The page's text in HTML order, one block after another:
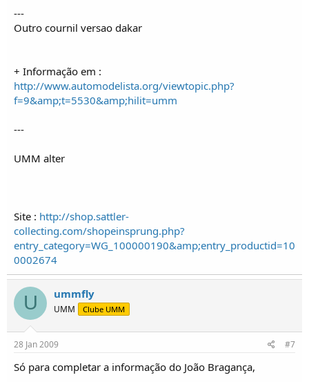
---
Outro cournil versao dakar
+ Informação em :
http://www.automodelista.org/viewtopic.php?
f=9&amp;t=5530&amp;hilit=umm
---
UMM alter
Site : http://shop.sattler-
collecting.com/shopeinsprung.php?
entry_category=WG_100000190&amp;entry_productid=10
0002674
U ummfly
UMM Clube UMM
28 Jan 2009 #7
Só para completar a informação do João Bragança,